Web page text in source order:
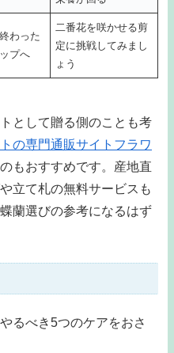
わった
プへ
二番花を咲かせる剪
定に挑戦してみまし
ょう
として贈る側のことも考
の専門通販サイトフラワ
もおすすめです。産地直
立て札の無料サービスも
蘭選びの参考になるはず
るべき5つのケアをおさ